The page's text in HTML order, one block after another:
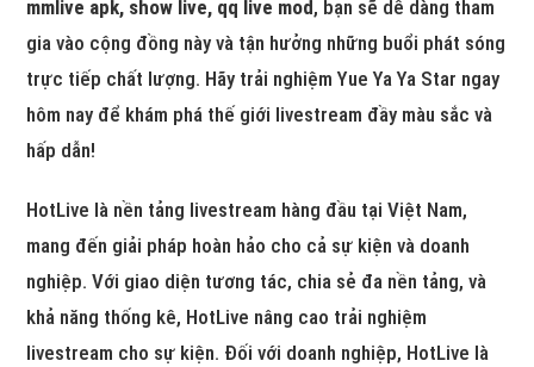
mmlive apk, show live, qq live mod, bạn sẽ dễ dàng tham
gia vào cộng đồng này và tận hưởng những buổi phát sóng
trực tiếp chất lượng. Hãy trải nghiệm Yue Ya Ya Star ngay
hôm nay để khám phá thế giới livestream đầy màu sắc và
hấp dẫn!
HotLive là nền tảng livestream hàng đầu tại Việt Nam,
mang đến giải pháp hoàn hảo cho cả sự kiện và doanh
nghiệp. Với giao diện tương tác, chia sẻ đa nền tảng, và
khả năng thống kê, HotLive nâng cao trải nghiệm
livestream cho sự kiện. Đối với doanh nghiệp, HotLive là